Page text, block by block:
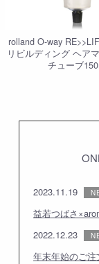
rolland O-way
リビルディング ヘア
チューブ
2023.11.19
益若つばさ
2022.12.23
年末年始のご注